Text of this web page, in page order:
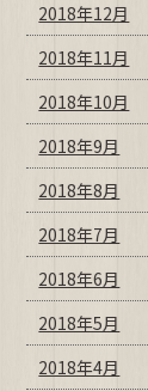
2018年12月
2018年11月
2018年10月
2018年9月
2018年8月
2018年7月
2018年6月
2018年5月
2018年4月